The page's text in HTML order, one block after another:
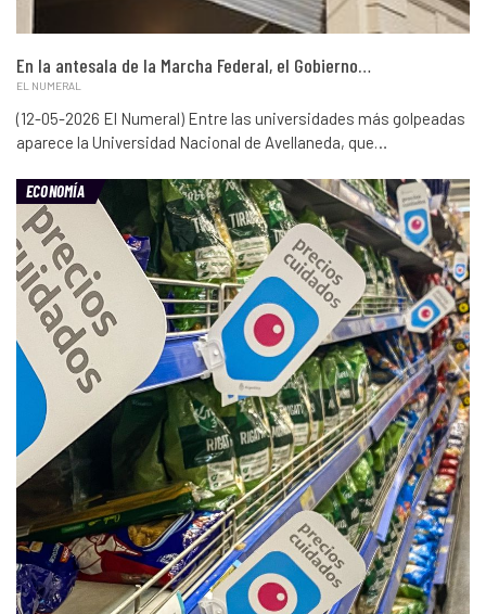
En la antesala de la Marcha Federal, el Gobierno…
EL NUMERAL
(12-05-2026 El Numeral) Entre las universidades más golpeadas
aparece la Universidad Nacional de Avellaneda, que…
ECONOMÍA